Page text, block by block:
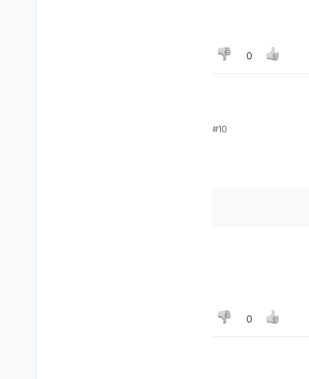
0
#10
0